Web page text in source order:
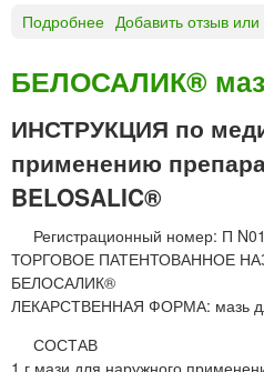
д
я
а
р
ж
н
о
г
Подробнее
й
о
б
е
т
®
м
а
з
Добавить отзыв
БЕЛОСАЛИК®
ИНСТРУКЦИЯ по
применению
BELOSALIC®
Регистрационный номер: П
ТОРГОВОЕ ПАТЕНТОВАННОЕ
БЕЛОСАЛИК®
ЛЕКАРСТВЕННАЯ ФОРМА: мазь
СОСТАВ